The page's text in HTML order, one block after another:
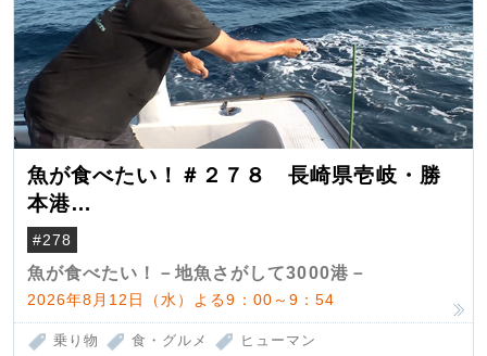
魚が食べたい！＃２７８ 長崎県壱岐・勝
本港
（クロマグロ）
#278
魚が食べたい！－地魚さがして3000港－
2026年8月12日（水）よる9：00～9：54
乗り物 食・グルメ ヒューマン